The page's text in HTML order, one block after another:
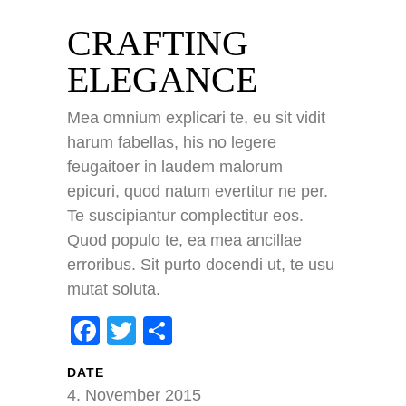
CRAFTING
ELEGANCE
Mea omnium explicari te, eu sit vidit
harum fabellas, his no legere
feugaitoer in laudem malorum
epicuri, quod natum evertitur ne per.
Te suscipiantur complectitur eos.
Quod populo te, ea mea ancillae
erroribus. Sit purto docendi ut, te usu
mutat soluta.
Facebook
Twitter
DATE
4. November 2015
impressum
datenschutz
kontakt
COUNT PER DAY
48577
Besucher gesamt:
15
Besucher heute:
Besucher gestern:
16.02.2018: